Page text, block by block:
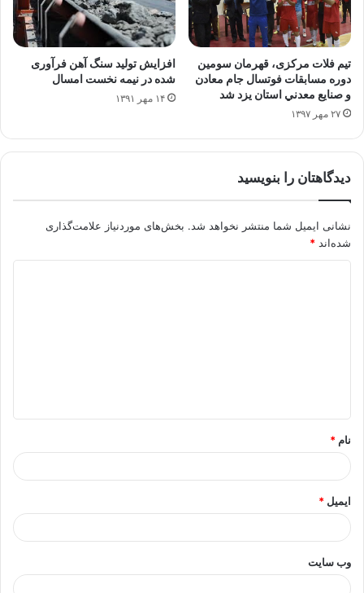
تیم فلات مرکزی، قهرمان سومين
دوره مسابقات فوتسال جام معادن
و صنايع معدني استان یزد شد
۲۷ مهر ۱۳۹۷
افزایش تولید سنگ آهن فرآوری
شده در نیمه نخست امسال
۱۴ مهر ۱۳۹۱
دیدگاهتان را بنویسید
نشانی ایمیل شما منتشر نخواهد شد. بخش‌های موردنیاز علامت‌گذاری
شده‌اند *
*
نام *
ایمیل *
وب‌ سایت